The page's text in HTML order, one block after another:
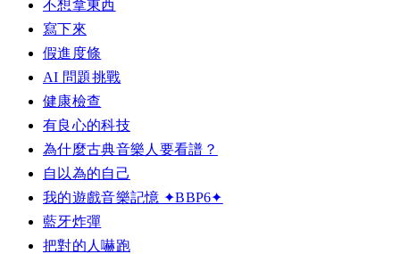
不想拿東西
寫下來
假進度條
AI 問題挑戰
健康檢查
有良心的科技
為什麼古典音樂人要看譜？
自以為的自己
我的遊戲音樂記憶 ✦BBP6✦
藍牙炸彈
把對的人嚇跑